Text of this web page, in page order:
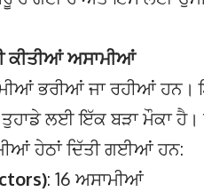
ਕੀਤੀਆਂ ਅਸਾਮੀਆਂ
ਭਰੀਆਂ ਜਾ ਰਹੀਆਂ ਹਨ।
ਤੁਹਾਡੇ ਲਈ ਇੱਕ ਬੜਾ ਮੌਕਾ
ਹੇਠਾਂ ਦਿੱਤੀ ਗਈਆਂ ਹਨ:
: 16 ਅਸਾਮੀਆਂ